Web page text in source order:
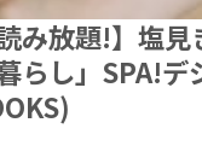
み放題!】塩
らし」SPA!デ